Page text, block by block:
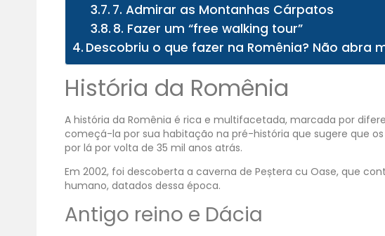
7. Admirar as Montanhas Cárpatos
8. Fazer um “free walking tour”
Descobriu o que fazer na Romênia? Não abra
História da Romênia
A história da Romênia é rica e multifacetada, marcada por
começá-la por sua habitação na pré-história que sugere que
por lá por volta de 35 mil anos atrás.
Em 2002, foi descoberta a caverna de Peștera cu Oase, que
humano, datados dessa época.
Antigo reino e Dácia